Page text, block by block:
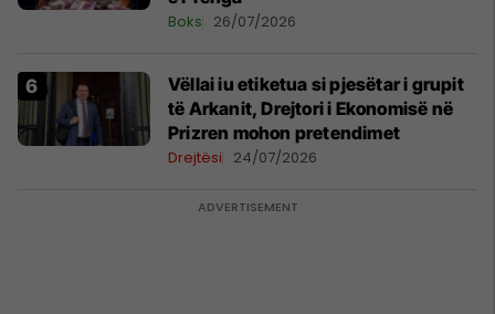
Boks 26/07/2026
Vëllai iu etiketua si pjesëtar i grupit
të Arkanit, Drejtori i Ekonomisë në
Prizren mohon pretendimet
Drejtësi 24/07/2026